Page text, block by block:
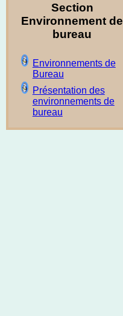
Section
Environnement de
bureau
Environnements de
Bureau
Présentation des
environnements de
bureau